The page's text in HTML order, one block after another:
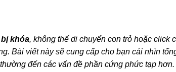
khóa, không thể di chuyển con trỏ hoặc click
Bài viết này sẽ cung cấp cho bạn cái nhìn
đến các vấn đề phần cứng phức tạp